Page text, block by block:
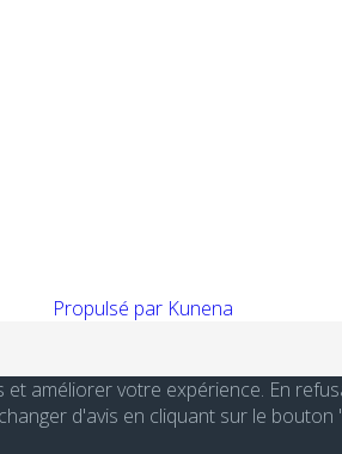
Propulsé par Kunena
améliorer votre expérience. En
d'avis en cliquant sur le